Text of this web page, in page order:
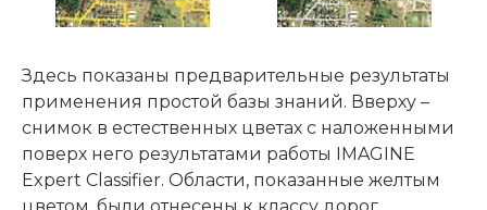
Здесь показаны предварительные результаты
применения простой базы знаний. Вверху –
снимок в естественных цветах с наложенными
поверх него результатами работы IMAGINE
Expert Classifier. Области, показанные желтым